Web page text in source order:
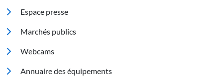
Espace presse
Marchés publics
Footer 2
Webcams
Annuaire des équipements